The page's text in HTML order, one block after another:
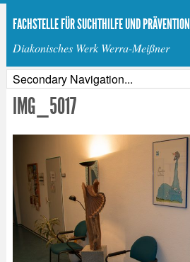
FACHSTELLE FÜR SUCHTHILFE UND PRÄVENTION
Diakonisches Werk Werra-Meißner
IMG_5017